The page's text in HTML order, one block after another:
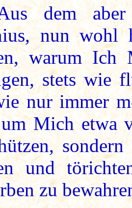
dem
nun wohl
warum
stets wie
nur immer
Mich etwa
und
zu